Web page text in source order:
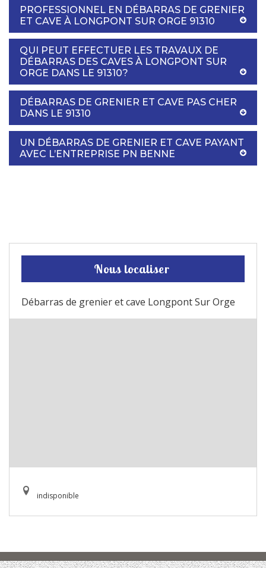
PROFESSIONNEL EN DÉBARRAS DE GRENIER
ET CAVE À LONGPONT SUR ORGE 91310
QUI PEUT EFFECTUER LES TRAVAUX DE
DÉBARRAS DES CAVES À LONGPONT SUR
ORGE DANS LE 91310?
DÉBARRAS DE GRENIER ET CAVE PAS CHER
DANS LE 91310
UN DÉBARRAS DE GRENIER ET CAVE PAYANT
AVEC L’ENTREPRISE PN BENNE
Nous localiser
Débarras de grenier et cave Longpont Sur Orge
indisponible